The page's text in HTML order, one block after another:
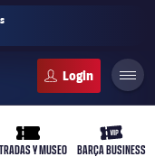
ticket-full
Y MUSEO
ticket-
BARÇA BUSINESS